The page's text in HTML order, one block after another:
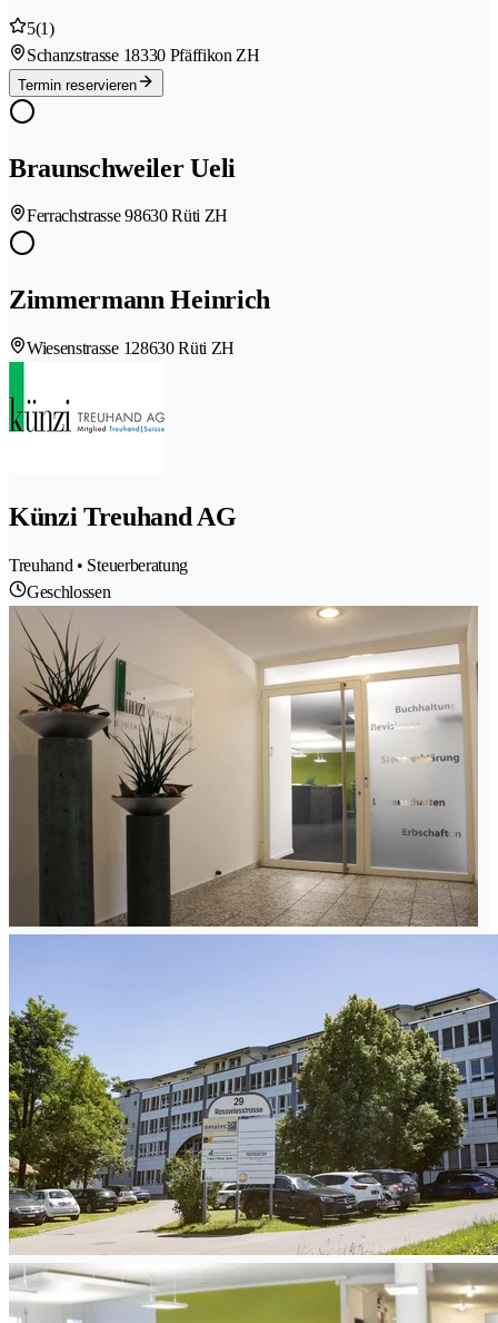
5(1)
Schanzstrasse 18330 Pfäffikon ZH
Termin reservieren
Braunschweiler Ueli
Ferrachstrasse 98630 Rüti ZH
Zimmermann Heinrich
Wiesenstrasse 128630 Rüti ZH
Künzi Treuhand AG
Treuhand • Steuerberatung
Geschlossen